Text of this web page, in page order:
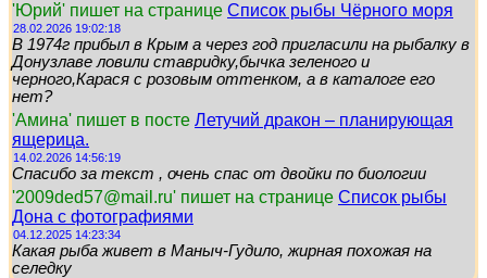
'Юрий' пишет на странице Список рыбы Чёрного моря
28.02.2026 19:02:18
В 1974г прибыл в Крым а через год пригласили на рыбалку в
Донузлаве ловили ставридку,бычка зеленого и
черного,Карася с розовым оттенком, а в каталоге его
нет?
'Амина' пишет в посте Летучий дракон – планирующая
ящерица.
14.02.2026 14:56:19
Спасибо за текст , очень спас от двойки по биологии
'2009ded57@mail.ru' пишет на странице Список рыбы
Дона с фотографиями
04.12.2025 14:23:34
Какая рыба живет в Маныч-Гудило, жирная похожая на
селедку